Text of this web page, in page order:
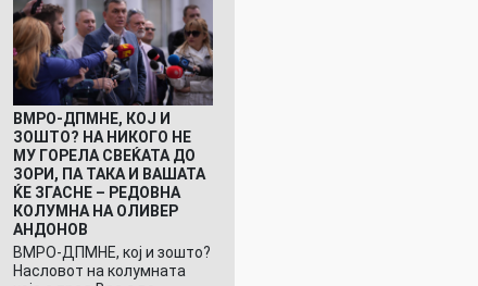
ВМРО-ДПМНЕ, КОЈ И
ЗОШТО? НА НИКОГО НЕ
МУ ГОРЕЛА СВЕЌАТА ДО
ЗОРИ, ПА ТАКА И ВАШАТА
ЌЕ ЗГАСНЕ – РЕДОВНА
КОЛУМНА НА ОЛИВЕР
АНДОНОВ
ВМРО-ДПМНЕ, кој и зошто?
Насловот на колумната